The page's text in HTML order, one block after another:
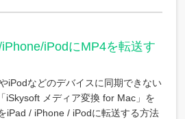
iPodにMP4を転送す
iPodなどのデバイスに同期できない
iSkysoft メディア変換 for Mac」を
iPad / iPhone / iPodに転送する方法